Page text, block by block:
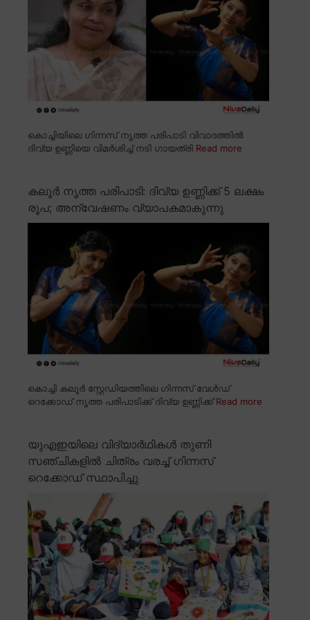
കൊച്ചിയിലെ ഗിന്നസ് നൃത്ത പരിപാടി വിവാദത്തിൽ
ദിവ്യ ഉണ്ണിയെ വിമർശിച്ച് നടി ഗായത്രി Read more
കലൂർ നൃത്ത പരിപാടി: ദിവ്യ ഉണ്ണിക്ക് 5 ലക്ഷം
രൂപ; അന്വേഷണം വ്യാപകമാകുന്നു
കൊച്ചി കലൂർ സ്റ്റേഡിയത്തിലെ ഗിന്നസ് വേൾഡ്
റെക്കോഡ് നൃത്ത പരിപാടിക്ക് ദിവ്യ ഉണ്ണിക്ക്Read more
യുഎഇയിലെ വിദ്യാർഥികൾ തുണി
സഞ്ചികളിൽ ചിത്രം വരച്ച് ഗിന്നസ്
റെക്കോഡ് സ്ഥാപിച്ചു